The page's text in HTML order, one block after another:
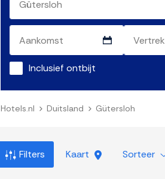
Inclusief ontbijt
Hotels.nl Duitsland Gütersloh
Filters Kaart Sorteer